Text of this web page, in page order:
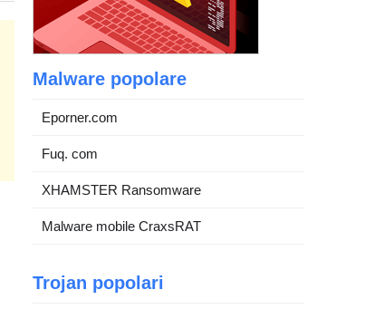
Malware popolare
Eporner.com
Fuq. com
XHAMSTER Ransomware
Malware mobile CraxsRAT
Trojan popolari